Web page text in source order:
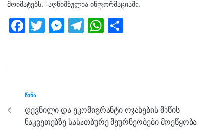
მოიმატებს.”-აღნიშნულია ინფორმაციაში.
F
b
o
o
T
M
g
er
T
m
W
p
p
ᲬᲘᲜᲐ
დევნილი და ეკომიგრანტი ოჯახების მიწის
ნაკვეთებზე სასათბურე მეურნეობები მოეწყობა